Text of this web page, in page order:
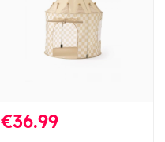
€36.99